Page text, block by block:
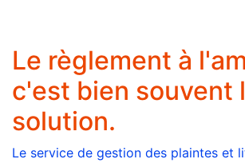
Le règlement à
c'est bien souvent
solution.
Le service de gestion des plaintes et